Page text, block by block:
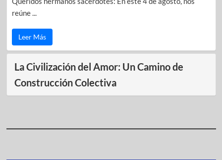
reúne ...
Leer Más
La Civilización del Amor: Un Camino de
Construcción Colectiva